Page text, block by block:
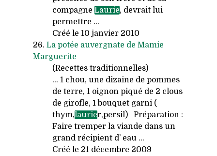
compagne Laurie, devrait lui
permettre ...
Créé le 10 janvier 2010
26. La potée auvergnate de Mamie
Marguerite
(Recettes traditionnelles)
... 1 chou, une dizaine de pommes
de terre, 1 oignon piqué de 2 clous
de girofle, 1 bouquet garni (
thym,laurier,persil) Préparation :
Faire tremper la viande dans un
grand récipient d’ eau ...
Créé le 21 décembre 2009